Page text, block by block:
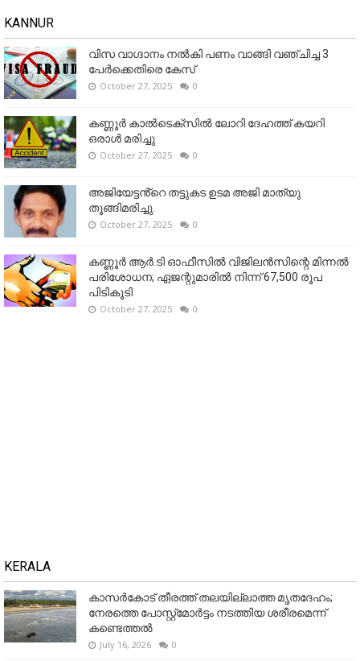
KANNUR
വിസ വാഗ്ദാനം നൽകി പണം വാങ്ങി വഞ്ചിച്ച 3
പേർക്കെതിരെ കേസ്
October 27, 2025 0
കണ്ണൂര്‍ കാല്‍ടെക്‌സില്‍ ലോറി ദേഹത്ത് കയറി
ഒരാള്‍ മരിച്ചു
October 27, 2025 0
അജിയേട്ടൻ്റെ തട്ടുകട ഉടമ അജി മാത്യു
തൂങ്ങിമരിച്ചു.
October 27, 2025 0
കണ്ണൂര്‍ ആര്‍.ടി ഓഫീസില്‍ വിജിലൻസിന്റെ മിന്നല്‍
പരിശോധന; ഏജന്റുമാരില്‍ നിന്ന് 67,500 രൂപ
പിടികൂടി
October 27, 2025 0
KERALA
കാസർകോട് തീരത്ത് തലയില്ലാത്ത മൃതദേഹം;
നേരത്തെ പോസ്റ്റ്‌മോർട്ടം നടത്തിയ ശരീരമെന്ന്
കണ്ടെത്തൽ
July 16, 2026 0